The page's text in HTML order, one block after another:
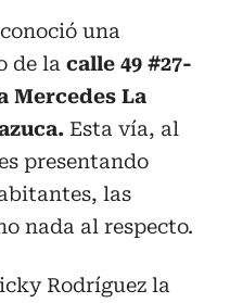
una
de la calle 49 #27-
Mercedes La
Esta vía, al
presentando
las
nada al respecto.
Rodríguez la